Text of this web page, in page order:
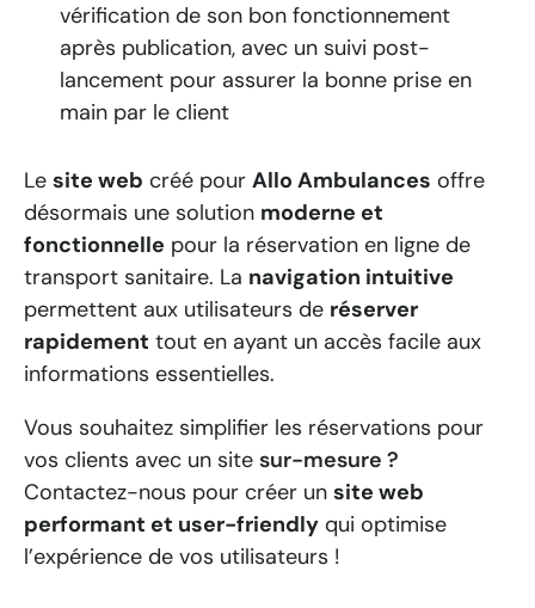
vérification de son bon fonctionnement
après publication, avec un suivi post-
lancement pour assurer la bonne prise en
main par le client
Le site web créé pour Allo Ambulances offre
désormais une solution moderne et
fonctionnelle pour la réservation en ligne de
transport sanitaire. La navigation intuitive
permettent aux utilisateurs de réserver
rapidement tout en ayant un accès facile aux
informations essentielles.
Vous souhaitez simplifier les réservations pour
vos clients avec un site sur-mesure ?
Contactez-nous pour créer un site web
performant et user-friendly qui optimise
l’expérience de vos utilisateurs !